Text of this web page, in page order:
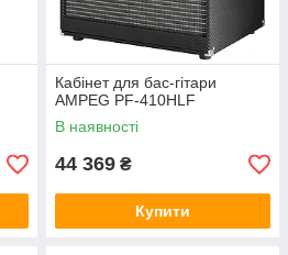
Кабінет для бас-гітари
AMPEG PF-410HLF
В наявності
44 369 ₴
Купити